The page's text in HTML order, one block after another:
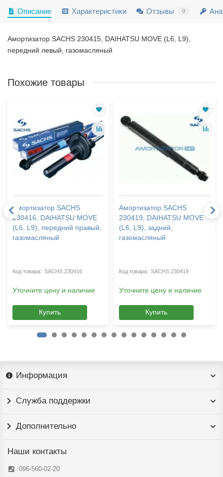
Описание Характеристики Отзывы 0
Амортизатор SACHS 230415, DAIHATSU MOVE (L6, L9),
передний левый, газомасляный
Похожие товары
Амортизатор SACHS
230416, DAIHATSU MOVE
(L6, L9), передний правый,
газомасляный
SACHS 230416
Уточните цену и наличие
Купить
Амортизатор SACHS
230419, DAIHATSU MOVE
(L6, L9), задний,
газомасляный
SACHS 230419
Уточните цену и наличие
Купить
Информация
Служба поддержки
Дополнительно
Наши контакты
096-560-02-20